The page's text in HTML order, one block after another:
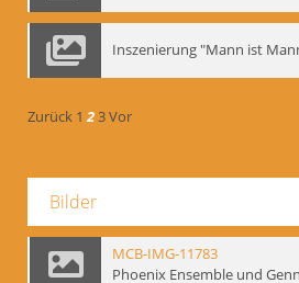
Zurück 1 23Vor
Bilder
MCB-IMG-11783